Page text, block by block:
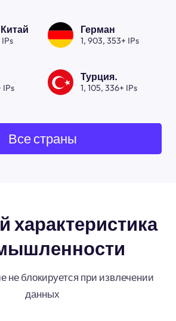
Герман
1, 903, 353+ IPs
IPs
Турция.
1, 105, 336+ IPs
Все страны
характеристика
не блокируется при извлечении
данных